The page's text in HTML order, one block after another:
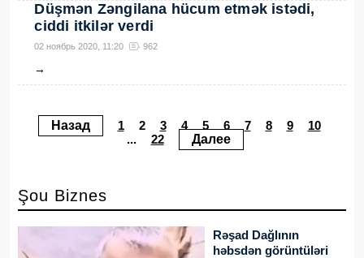
Düşmən Zəngilana hücum etmək istədi,
ciddi itkilər verdi
02 ноябрь 2020, 11:20 962
→
Назад 1 2 3 4 5 6 7 8 9
10
...
22 Далее
Şou Biznes
Rəşad Dağlının
həbsdən görüntüləri